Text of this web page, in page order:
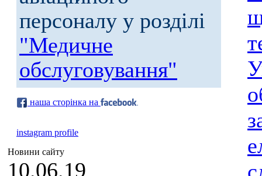
персоналу у розділі
"Медичне
обслуговування"
наша сторінка на
instagram profile
Новини сайту
10.06.19